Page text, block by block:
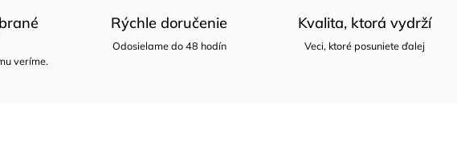
veríme.
Rýchle doručenie
Odosielame do 48 hodín
Kvalita, ktorá vydrží
Veci, ktoré posuniete ďalej